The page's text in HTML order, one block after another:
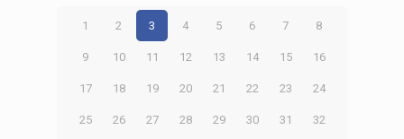
1 2 3 4 5 6 7 8
9 10 11 12 13 14 15 16
17 18 19 20 21 22 23 24
25 26 27 28 29 30 31 32